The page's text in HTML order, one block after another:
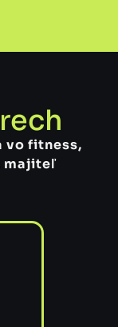
vo fitness,
majiteľ